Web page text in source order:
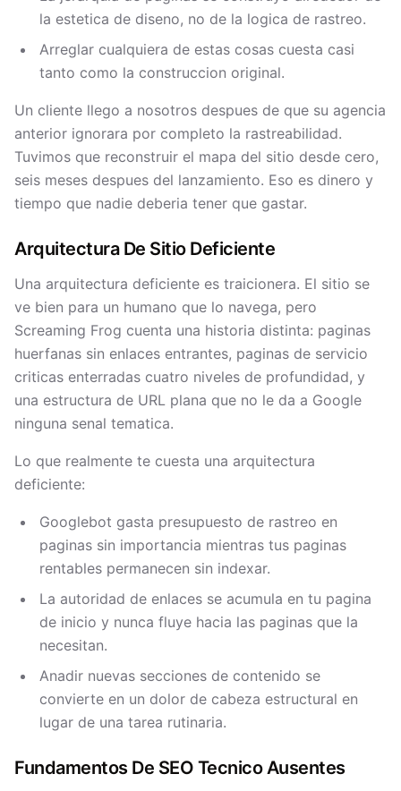
la estetica de diseno, no de la logica de rastreo.
Arreglar cualquiera de estas cosas cuesta casi
tanto como la construccion original.
Un cliente llego a nosotros despues de que su agencia
anterior ignorara por completo la rastreabilidad.
Tuvimos que reconstruir el mapa del sitio desde cero,
seis meses despues del lanzamiento. Eso es dinero y
tiempo que nadie deberia tener que gastar.
Arquitectura De Sitio Deficiente
Una arquitectura deficiente es traicionera. El sitio se
ve bien para un humano que lo navega, pero
Screaming Frog cuenta una historia distinta: paginas
huerfanas sin enlaces entrantes, paginas de servicio
criticas enterradas cuatro niveles de profundidad, y
una estructura de URL plana que no le da a Google
ninguna senal tematica.
Lo que realmente te cuesta una arquitectura
deficiente:
Googlebot gasta presupuesto de rastreo en
paginas sin importancia mientras tus paginas
rentables permanecen sin indexar.
La autoridad de enlaces se acumula en tu pagina
de inicio y nunca fluye hacia las paginas que la
necesitan.
Anadir nuevas secciones de contenido se
convierte en un dolor de cabeza estructural en
lugar de una tarea rutinaria.
Fundamentos De SEO Tecnico Ausentes